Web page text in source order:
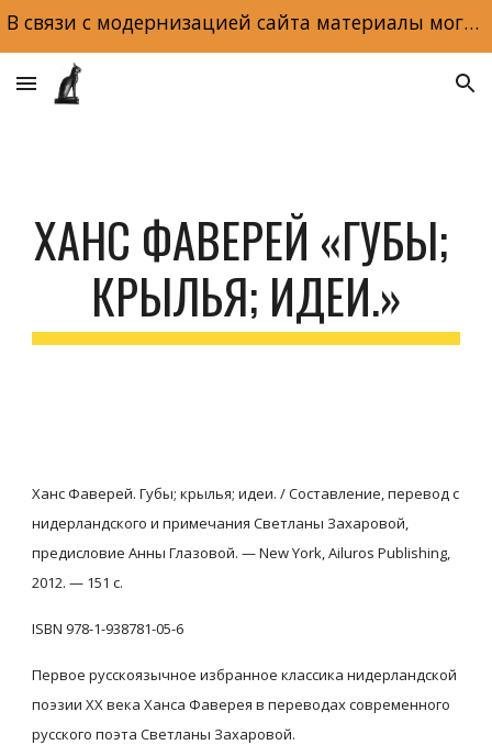
Skip to main content Skip to navigation
В связи с модернизацией сайта материалы могут отображаться некорректно. Макеты и обложки книг доступны по ссылке на главной странице сайта.
ХАНС ФАВЕРЕЙ «ГУБЫ;
КРЫЛЬЯ; ИДЕИ.»
Ханс Фаверей. Губы; крылья; идеи. / Составление, перевод с
нидерландского и примечания Светланы Захаровой,
предисловие Анны Глазовой. — New York, Ailuros Publishing,
2012. — 151 с.
ISBN 978-1-938781-05-6
Первое русскоязычное избранное классика нидерландской
поэзии ХХ века Ханса Фаверея в переводах современного
русского поэта Светланы Захаровой.